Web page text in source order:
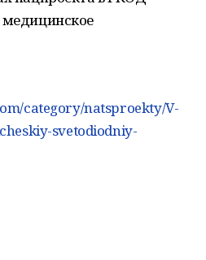
медицинское
category/natsproekty/V-
svetodiodniy-